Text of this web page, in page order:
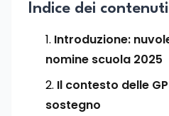
Indice dei contenuti
Introduzione:
nomine scuola 2025
Il contesto delle
sostegno